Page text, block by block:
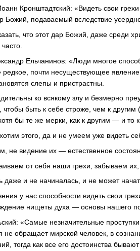
Кронштадтский: «Видеть свои
Божий, подаваемый вследствие
что этот дар Божий, даже среди
Ельчанинов: «Люди многое
редкое, почти несуществующее
слепы и пристрастны.
ко всякому злу и безмерно
быть к себе строже, чем к другим
бы те же мерки, как к другим — и то
этого, да и не умеем уже видеть
не видение их — естественное
от себя наши грехи, забываем их,
даже и не начиналась, и не может
у нас способности видеть свои
нищеты духа — основы нашего
: «Самые незначительные
обращает мирской человек, в
тогда как все его достоинства